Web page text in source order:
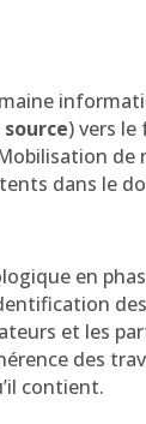
) vers le
dans le
en
et les
des
contient.